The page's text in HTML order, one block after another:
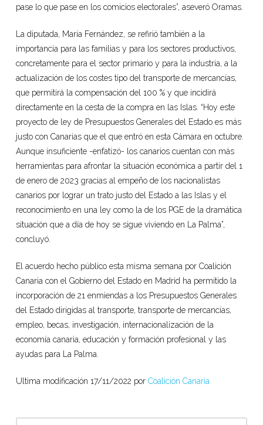
pase lo que pase en los comicios electorales”, aseveró Oramas.
La diputada, María Fernández, se refirió también a la
importancia para las familias y para los sectores productivos,
concretamente para el sector primario y para la industria, a la
actualización de los costes tipo del transporte de mercancías,
que permitirá la compensación del 100 % y que incidirá
directamente en la cesta de la compra en las Islas. “Hoy este
proyecto de ley de Presupuestos Generales del Estado es más
justo con Canarias que el que entró en esta Cámara en octubre.
Aunque insuficiente -enfatizó- los canarios cuentan con más
herramientas para afrontar la situación económica a partir del 1
de enero de 2023 gracias al empeño de los nacionalistas
canarios por lograr un trato justo del Estado a las Islas y el
reconocimiento en una ley como la de los PGE de la dramática
situación que a día de hoy se sigue viviendo en La Palma”,
concluyó.
El acuerdo hecho público esta misma semana por Coalición
Canaria con el Gobierno del Estado en Madrid ha permitido la
incorporación de 21 enmiendas a los Presupuestos Generales
del Estado dirigidas al transporte, transporte de mercancías,
empleo, becas, investigación, internacionalización de la
economía canaria, educación y formación profesional y las
ayudas para La Palma.
Ultima modificación 17/11/2022 por Coalición Canaria